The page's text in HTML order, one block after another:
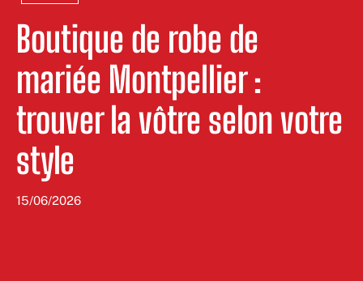
Boutique de robe de
mariée Montpellier :
trouver la vôtre selon votre
style
15/06/2026